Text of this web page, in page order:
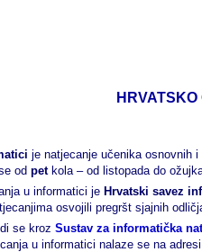
je natjecanje učenika osnovnih
od pet kola – od listopada do
u informatici je Hrvatski savez
osvojili pregršt sjajnih
se kroz Sustav za informatička
u informatici nalaze se na adresi